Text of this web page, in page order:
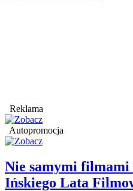
Reklama
Autopromocja
Nie samymi filmami
Ińskiego Lata